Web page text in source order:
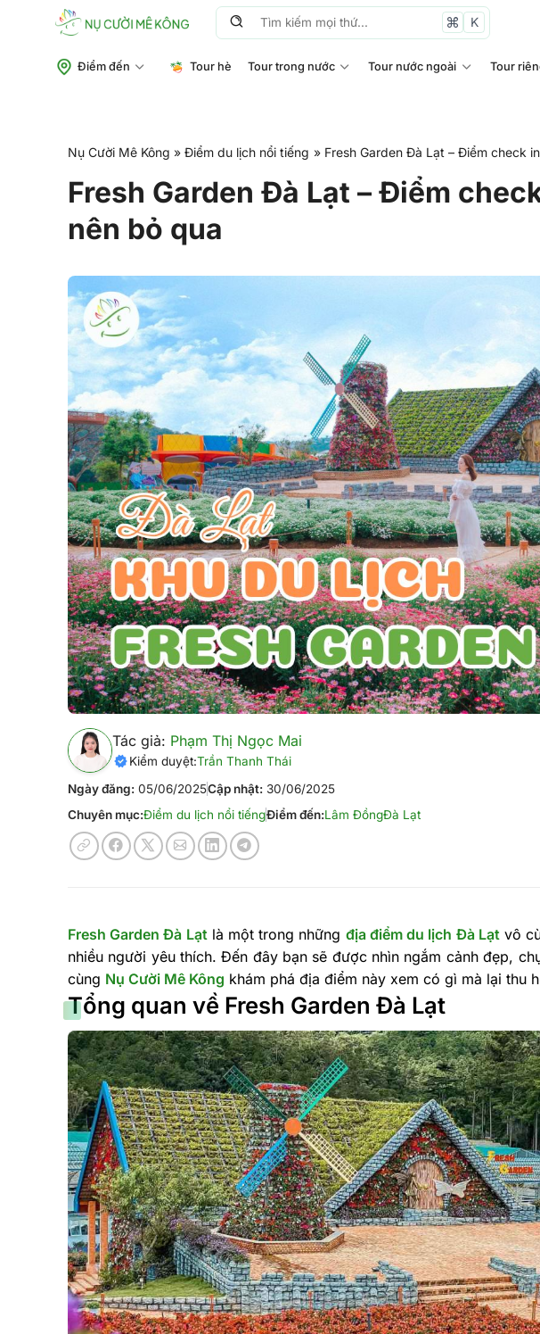
Tìm
K
Điểm đến Tour hè Tour trong nước Tour nước ngoài Tour
Nụ Cười Mê Kông » Điểm du lịch nổi tiếng » Fresh Garden Đà Lạt – Điểm check
Fresh Garden Đà Lạt – Điểm
nên bỏ qua
Tác giả: Phạm Thị Ngọc Mai
Kiểm duyệt:Trần Thanh Thái
Ngày đăng: 05/06/2025Cập nhật: 30/06/2025
Chuyên mục:Điểm du lịch nổi tiếngĐiểm đến:Lâm ĐồngĐà Lạt
Fresh Garden Đà Lạt là một trong những địa điểm du lịch Đà Lạt vô
nhiều người yêu thích. Đến đây bạn sẽ được nhìn ngắm cảnh đẹp,
cùng Nụ Cười Mê Kông khám phá địa điểm này xem có gì mà lại thu
Tổng quan về Fresh Garden Đà Lạt